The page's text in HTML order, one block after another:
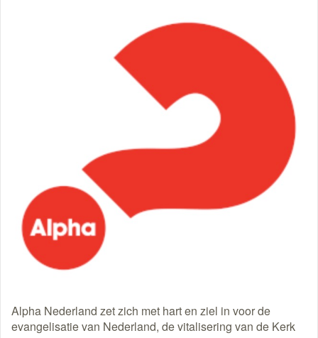
Alpha Nederland zet zich met hart en ziel in voor de
evangelisatie van Nederland, de vitalisering van de Kerk